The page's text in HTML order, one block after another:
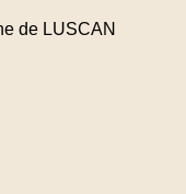
de LUSCAN